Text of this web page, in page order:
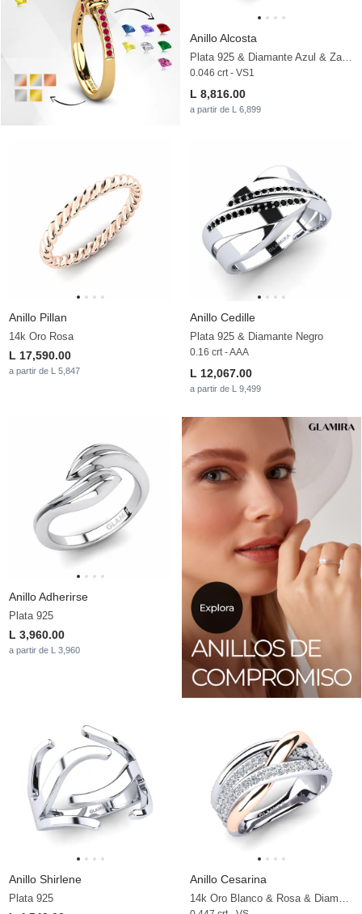
Anillo Alcosta
Plata 925 & Diamante Azul & Zafiro blanco
0.046 crt - VS1
L 8,816.00
a partir de L 6,899
Anillo Pillan
14k Oro Rosa
L 17,590.00
a partir de L 5,847
Anillo Cedille
Plata 925 & Diamante Negro
0.16 crt - AAA
L 12,067.00
a partir de L 9,499
Anillo Adherirse
Plata 925
L 3,960.00
a partir de L 3,960
Anillo Shirlene
Plata 925
Anillo Cesarina